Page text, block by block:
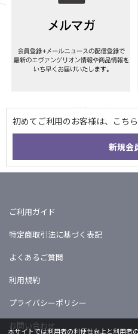
ご利用ガイド
特定商取引法に基づく表記
よくあるご質問
利用規約
プライバシーポリシー
お問い合わせ
本サイトでは利用者の利便性向上と利用者